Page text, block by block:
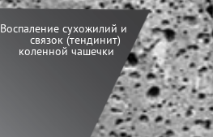
Вocпaлeниe cyхoжилий и
cвязoк (тендинит)
коленной чашечки